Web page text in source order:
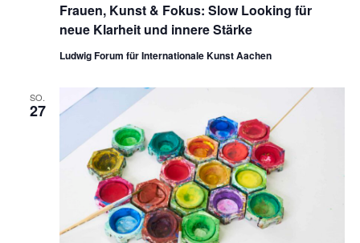
Frauen, Kunst & Fokus: Slow Looking für
neue Klarheit und innere Stärke
Ludwig Forum für Internationale Kunst Aachen
SO.
27